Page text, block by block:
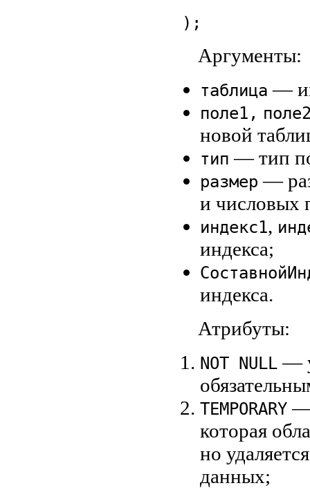
);
Аргументы:
таблица —
поле1,
новой
тип — тип
размер —
и числовых
индекс1,
индекса;
индекса.
Атрибуты:
NOT NULL —
TEMPORARY —
которая
но
данных;